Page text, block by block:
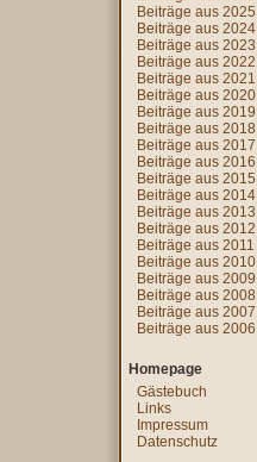
Beiträge aus 2025
Beiträge aus 2024
Beiträge aus 2023
Beiträge aus 2022
Beiträge aus 2021
Beiträge aus 2020
Beiträge aus 2019
Beiträge aus 2018
Beiträge aus 2017
Beiträge aus 2016
Beiträge aus 2015
Beiträge aus 2014
Beiträge aus 2013
Beiträge aus 2012
Beiträge aus 2011
Beiträge aus 2010
Beiträge aus 2009
Beiträge aus 2008
Beiträge aus 2007
Beiträge aus 2006
Homepage
Gästebuch
Links
Impressum
Datenschutz